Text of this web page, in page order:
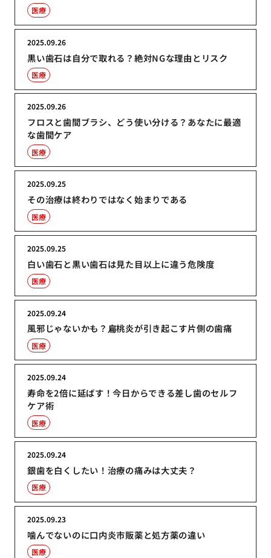
医療
黒い歯石は自分で取れる？絶対NGな理由とリスク
2025.09.26
医療
フロスと歯間ブラシ、どう使い分ける？あなたに最適
な歯間ケア
2025.09.26
医療
その治療は終わりではなく始まりである
2025.09.25
医療
白い歯石と黒い歯石は見た目以上に違う危険度
2025.09.25
医療
風邪じゃないかも？扁桃炎が引き起こす片側の歯痛
2025.09.24
医療
寿命を2倍に延ばす！今日からできる差し歯のセルフ
ケア術
2025.09.24
医療
銀歯を白くしたい！治療の痛みは大丈夫？
2025.09.24
医療
噛んでないのに口内炎市販薬と処方薬の違い
2025.09.23
医療